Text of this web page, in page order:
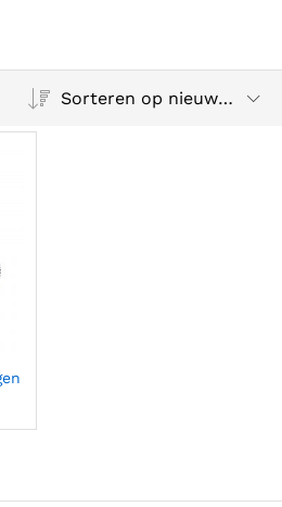
Sorteren op nieuwste